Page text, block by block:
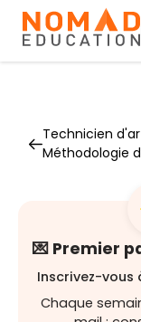
Technicien
Méthodologie
💌 Premier
Inscrivez-vous
Chaque